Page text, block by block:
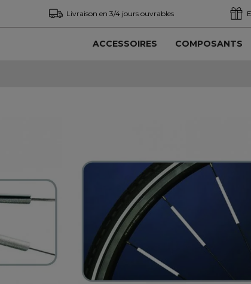
Livraison en 3/4 jours ouvrables
ACCESSOIRES COMPOSANTS